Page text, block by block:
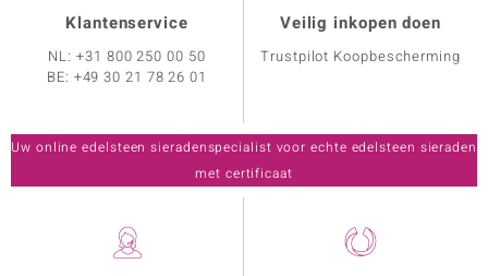
Klantenservice
NL:+31 800 250 00 50
BE: +49 30 21 78 26 01
Veilig inkopen doen
Trustpilot Koopbescherming
Uw online edelsteen sieradenspecialist voor echte edelsteen sieraden
met certificaat